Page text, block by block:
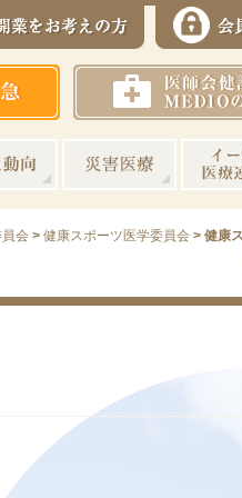
会 > 健康スポーツ医学委員会 > 健康